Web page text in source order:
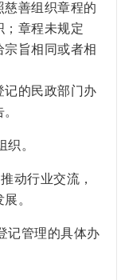
善组织章程的
；章程未规定
宗旨相同或者相
记的民政部门办
。
动行业交流，
。
记管理的具体办